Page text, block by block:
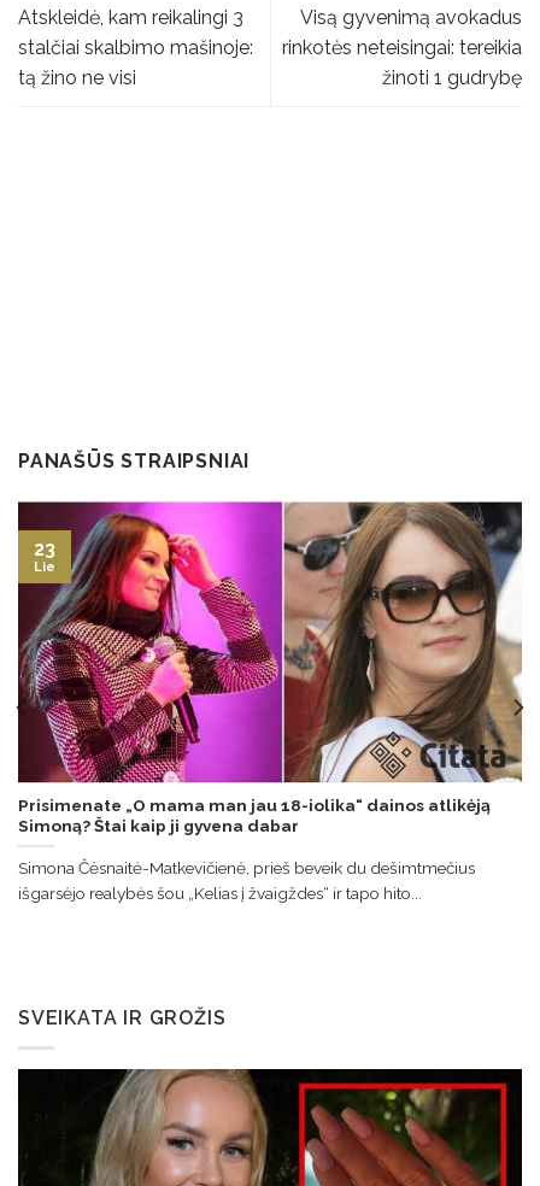
Atskleidė, kam reikalingi 3
stalčiai skalbimo mašinoje:
tą žino ne visi
Visą gyvenimą avokadus
rinkotės neteisingai: tereikia
žinoti 1 gudrybę
PANAŠŪS STRAIPSNIAI
Prisimenate „O mama man jau 18-iolika“ dainos atlikėją
Simoną? Štai kaip ji gyvena dabar
Simona Čėsnaitė-Matkevičienė, prieš beveik du dešimtmečius
išgarsėjo realybės šou „Kelias į žvaigždes“ ir tapo hito...
23
Lie
SVEIKATA IR GROŽIS